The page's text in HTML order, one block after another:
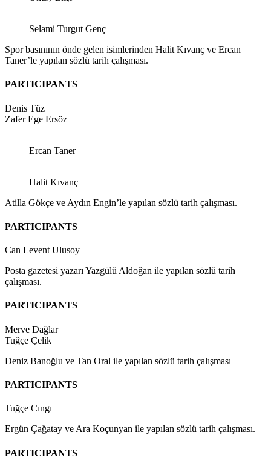
Selami Turgut Genç
Spor basınının önde gelen isimlerinden Halit Kıvanç ve Ercan
Taner’le yapılan sözlü tarih çalışması.
PARTICIPANTS
Denis Tüz
Zafer Ege Ersöz
Ercan Taner
Halit Kıvanç
Atilla Gökçe ve Aydın Engin’le yapılan sözlü tarih çalışması.
PARTICIPANTS
Can Levent Ulusoy
Posta gazetesi yazarı Yazgülü Aldoğan ile yapılan sözlü tarih
çalışması.
PARTICIPANTS
Merve Dağlar
Tuğçe Çelik
Deniz Banoğlu ve Tan Oral ile yapılan sözlü tarih çalışması
PARTICIPANTS
Tuğçe Cıngı
Ergün Çağatay ve Ara Koçunyan ile yapılan sözlü tarih çalışması.
PARTICIPANTS